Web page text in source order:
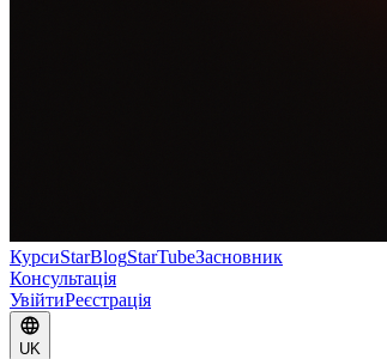
КурсиStarBlogStarTubeЗасновник
Консультація
УвійтиРеєстрація
UK